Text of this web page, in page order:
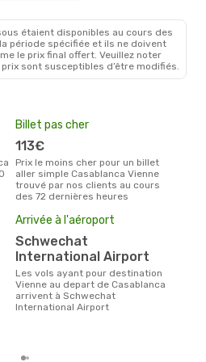
étaient disponibles au cours des
période spécifiée et ils ne doivent
le prix final offert. Veuillez noter
sont susceptibles d’être modifiés.
Billet pas cher
113€
Prix le moins cher pour un billet
aller simple Casablanca Vienne
trouvé par nos clients au cours
des 72 dernières heures
Arrivée à l'aéroport
Schwechat
International Airport
Les vols ayant pour destination
Vienne au depart de Casablanca
arrivent à Schwechat
International Airport